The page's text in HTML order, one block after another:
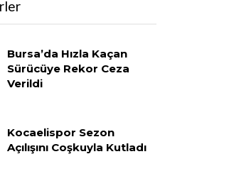
Bursa’da Hızla Kaçan
Sürücüye Rekor Ceza
Verildi
Kocaelispor Sezon
Açılışını Coşkuyla Kutladı